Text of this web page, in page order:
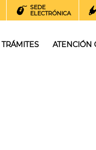
SEDE
ELECTRÓNICA
TRÁMITES ATENCIÓN